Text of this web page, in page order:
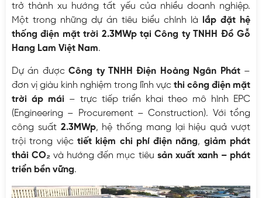
trở thành xu hướng tất yếu của nhiều doanh nghiệp.
Một trong những dự án tiêu biểu chính là
lắp đặt hệ
thống điện mặt trời 2.3MWp tại Công ty TNHH Đồ Gỗ
Hang Lam Việt Nam.
Dự án đượcCông ty TNHH Điện Hoàng Ngân Phát–
đơn vị giàu kinh nghiệm trong lĩnh vực thi công điện mặt
trời áp mái – trực tiếp triển khai theo mô hình EPC
(Engineering – Procurement – Construction). Với tổng
công suất 2.3MWp, hệ thống mang lại hiệu quả vượt
trội trong việc tiết kiệm chi phí điện năng, giảm phát
thải CO₂ và hướng đến mục tiêu sản xuất xanh – phát
triển bền vững.
Trình